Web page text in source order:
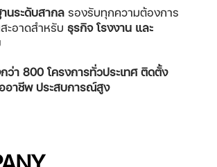
นระดับสากล รองรับทุกความต้องการ
ะอาดสำหรับ ธุรกิจ โรงงาน และ
ว่า 800 โครงการทั่วประเทศติดตั้ง
อาชีพ ประสบการณ์สูง